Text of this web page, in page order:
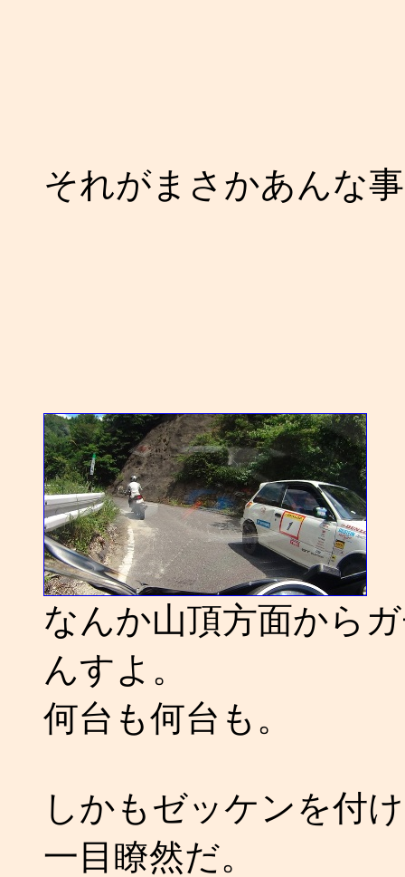
それがまさかあんな
なんか山頂方面から
んすよ。
何台も何台も。
しかもゼッケンを付
一目瞭然だ。